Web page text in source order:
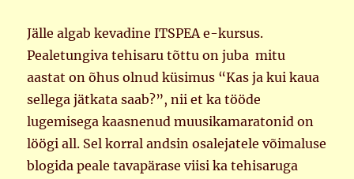
Jälle algab kevadine ITSPEA e-kursus.
Pealetungiva tehisaru tõttu on juba mitu
aastat on õhus olnud küsimus “Kas ja kui kaua
sellega jätkata saab?”, nii et ka tööde
lugemisega kaasnenud muusikamaratonid on
löögi all. Sel korral andsin osalejatele võimaluse
blogida peale tavapärase viisi ka tehisaruga